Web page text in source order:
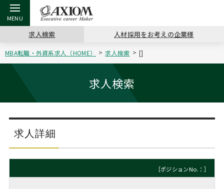
戻る
アクシアムの特長
コンサ
サービス案内 キャリ
コンサルタントの紹介
戻る
キャリア支援 TOP
キャリアデザイン講座
（最新求人市場動向）
MBAの
おわり
ステージ別アドバイス
日本か
戻る
転職ツール TOP
英文レジュメの書き方 パワー
職務経歴書の書き方
よくある面接Q&A集
戻る
転職コラム TOP
“展”職相談室
転職市場の明日をよめ
転職成功への4つの鍵
戻る
イベント・セミナー TOP
ジョブフェア
キャリアデザインセミナー
キャリアフォーラム
戻る
会社概要 TOP
沿革
主なクライアント
採用情報
求人検索 人材採用をお考えの企業様
MBA転職・外資系求人（HOME） 求人検索 []
求人検索
求人詳細
［ポジションNo.：］